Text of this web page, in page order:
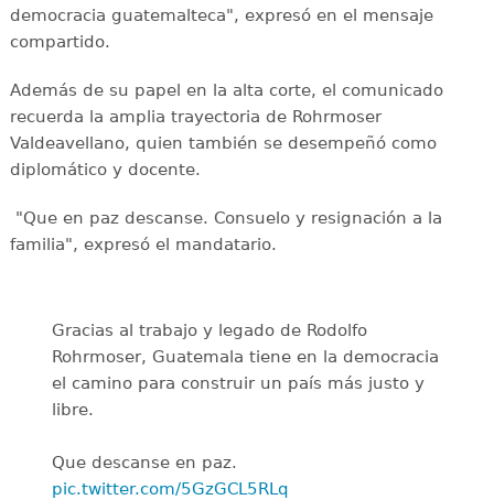
democracia guatemalteca", expresó en el mensaje
compartido.
Además de su papel en la alta corte, el comunicado
recuerda la amplia trayectoria de Rohrmoser
Valdeavellano, quien también se desempeñó como
diplomático y docente.
"Que en paz descanse. Consuelo y resignación a la
familia", expresó el mandatario.
Gracias al trabajo y legado de Rodolfo
Rohrmoser, Guatemala tiene en la democracia
el camino para construir un país más justo y
libre.
Que descanse en paz.
pic.twitter.com/5GzGCL5RLq